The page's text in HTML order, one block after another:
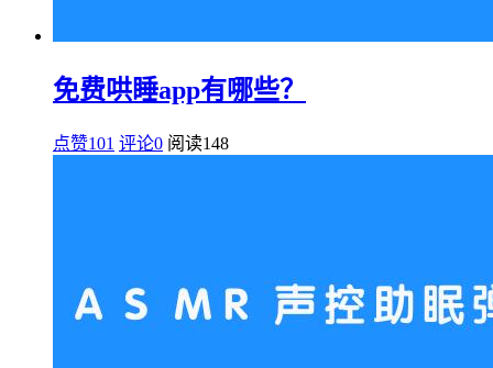
免费哄睡app有哪些？
点赞101 评论0 阅读148